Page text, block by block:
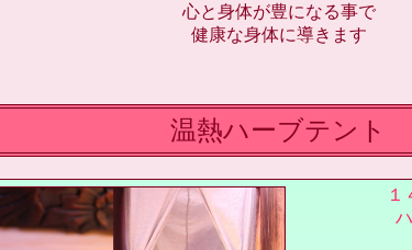
心と身体が豊になる事で
健康な身体に導きます
温熱ハーブテント
１